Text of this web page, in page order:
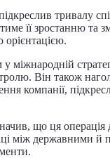
тривалу
її
Він також
компанії,
що ця
державними й